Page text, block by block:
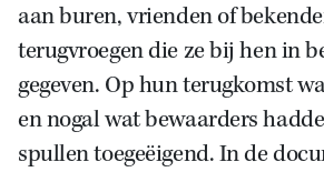
aan buren, vrienden of
terugvroegen die ze bij hen in
gegeven. Op hun terugkomst
en nogal wat bewaarders
spullen toegeëigend. In de